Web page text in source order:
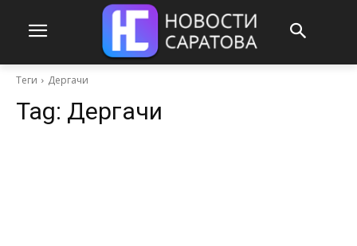
Теги Дергачи
Tag: Дергачи